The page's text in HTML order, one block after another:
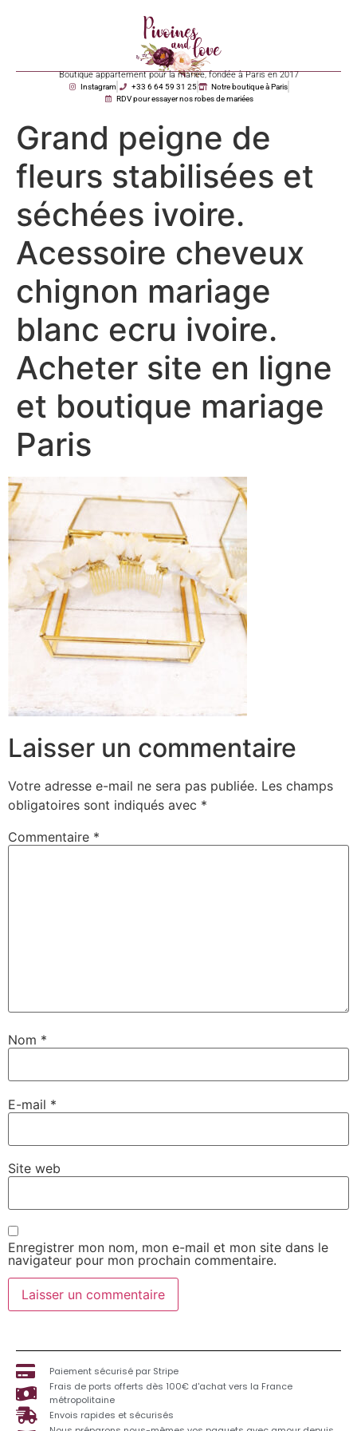
Boutique appartement pour la mariée, fondée à Paris en 2017
Instagram +33 6 64 59 31 25
Notre boutique à Paris
RDV pour essayer nos robes de mariées
Grand peigne de
fleurs stabilisées et
séchées ivoire.
Acessoire cheveux
chignon mariage
blanc ecru ivoire.
Acheter site en ligne
et boutique mariage
Paris
Laisser un commentaire
Votre adresse e-mail ne sera pas publiée. Les champs
obligatoires sont indiqués avec *
Commentaire *
Nom *
E-mail *
Site web
Enregistrer mon nom, mon e-mail et mon site dans le
navigateur pour mon prochain commentaire.
Paiement sécurisé par Stripe
Frais de ports offerts dès 100€ d'achat vers la France
métropolitaine
Envois rapides et sécurisés